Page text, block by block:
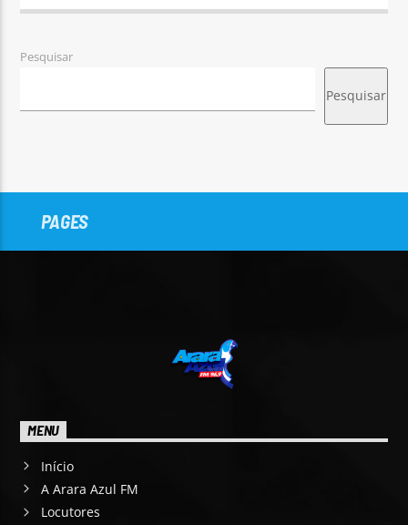
Pesquisar
Pesquisar
PAGES
MENU
Início
A Arara Azul FM
Locutores